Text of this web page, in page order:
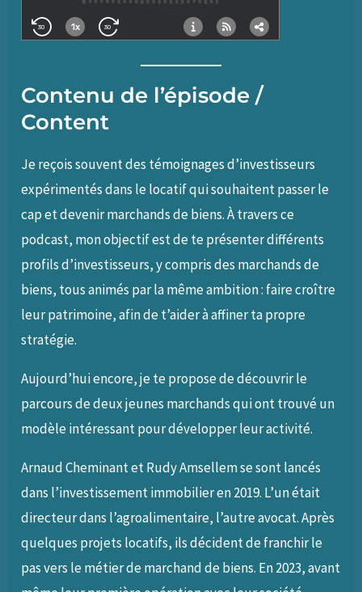
Contenu de l’épisode /
Content
Je reçois souvent des témoignages d’investisseurs
expérimentés dans le locatif qui souhaitent passer le
cap et devenir marchands de biens. À travers ce
podcast, mon objectif est de te présenter différents
profils d’investisseurs, y compris des marchands de
biens, tous animés par la même ambition : faire croître
leur patrimoine, afin de t’aider à affiner ta propre
stratégie.
Aujourd’hui encore, je te propose de découvrir le
parcours de deux jeunes marchands qui ont trouvé un
modèle intéressant pour développer leur activité.
Arnaud Cheminant et Rudy Amsellem se sont lancés
dans l’investissement immobilier en 2019. L’un était
directeur dans l’agroalimentaire, l’autre avocat. Après
quelques projets locatifs, ils décident de franchir le
pas vers le métier de marchand de biens. En 2023, avant